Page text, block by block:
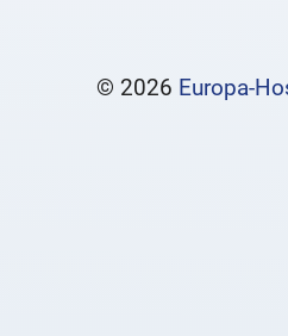
© 2026 Europa-